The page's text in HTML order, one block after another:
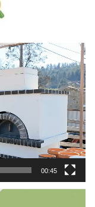
00:45